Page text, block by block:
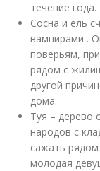
течение года.
Сосна и ель
вампирами .
поверьям,
рядом с
другой
дома.
Туя – дерево
народов с
сажать
молодая